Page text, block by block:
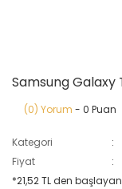
Samsung Galaxy
(0) Yorum - 0 Puan
Kategori
Fiyat
*21,52 TL den